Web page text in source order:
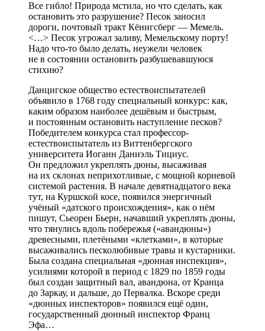
Все гибло! Природа мстила, но что сделать, как
остановить это разрушение? Песок заносил
дороги, почтовый тракт Кёнигсберг — Мемель.
<…> Песок угрожал заливу, Мемельскому порту!
Надо что-то было делать, неужели человек
не в состоянии остановить разбушевавшуюся
стихию?
Данцигское общество естествоиспытателей
объявило в 1768 году специальный конкурс: как,
каким образом наиболее дешёвым и быстрым,
и постоянным остановить наступление песков?
Победителем конкурса стал профессор-
естествоиспытатель из Виттенбергского
университета Иоганн Даниэль Тициус.
Он предложил укреплять дюны, высаживая
на их склонах неприхотливые, с мощной корневой
системой растения. В начале девятнадцатого века
тут, на Куршской косе, появился энергичный
учёный «датского происхождения», как о нём
пишут, Сьеорен Бьерн, начавший укреплять дюны,
что тянулись вдоль побережья («авандюны»)
древесными, плетёными «клетками», в которые
высаживались песколюбивые травы и кустарники.
Была создана специальная «дюнная инспекция»,
усилиями которой в период с 1829 по 1859 годы
был создан защитный вал, авандюна, от Кранца
до Заркау, и дальше, до Первалка. Вскоре среди
«дюнных инспекторов» появился ещё один,
государственный дюнный инспектор Франц
Эфа…